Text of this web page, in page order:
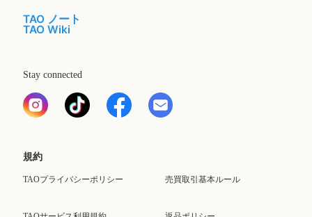
TAO ノート
TAO Wiki
Stay connected
規約
TAOプライバシーポリシー 売買取引基本ルール